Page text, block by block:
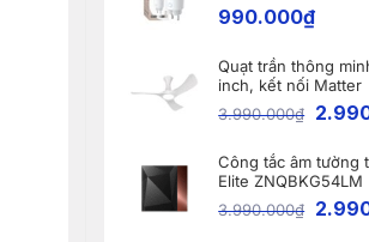
Vĩnh
990.000₫
Quạt trần thông
inch, kết nối Matter
3.990.000₫
Công tắc âm tường
Elite ZNQBKG54LM
3.990.000₫